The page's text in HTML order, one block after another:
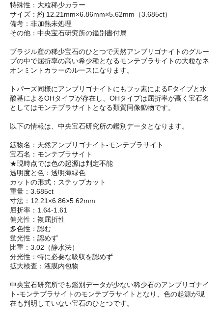
特殊性：大粒稀少カラー
サイズ：約 12.21mm×6.86mm×5.62mm（3.685ct）
備考：非加熱未処理
その他：中央宝石研究所の鑑別書付属
ブラジル産の稀少宝石のひとつで天然アンブリゴナイトのグルー
プの中で屈折率の高い希少種となるモンテブラサイトの大粒なネ
オンミントカラーのルースになります。
トパーズ同様にアンブリゴナイトにもフッ素によるFタイプと水
酸基によるOHタイプが存在し、OHタイプは屈折率が高く宝石名
としてはモンテブラサイトとなる類質同像鉱物です。
以下の情報は、中央宝石研究所の鑑別データとなります。
鉱物名：天然アンブリゴナイト-モンテブラサイト
宝石名：モンテブラサイト
★現時点では色の起源は判定不能
透明度と色：透明薄緑色
カットの形式：ステップカット
重量：3.685ct
寸法：12.21×6.86×5.62mm
屈折率：1.64-1.61
偏光性：複屈折性
多色性：認む
蛍光性：認めず
比重：3.02（静水法）
分光性：特に必要な吸収を認めず
拡大検査：液膜内包物
中央宝石研究所でも鑑別データが少ない稀少石のアンブリゴナイ
ト-モンテブラサイトのモンテブラサイトとなり、色の起源が現
在も判明していない宝石のひとつです。